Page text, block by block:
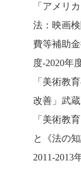
「アメリ
法：映画
費等補助
度-2020年
「美術教
改善」武
「美術教
と《法の